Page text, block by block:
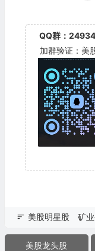
QQ群：
加群验证：美
美股明星股 矿
美股龙头股